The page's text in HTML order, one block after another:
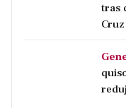
tras
Cruz